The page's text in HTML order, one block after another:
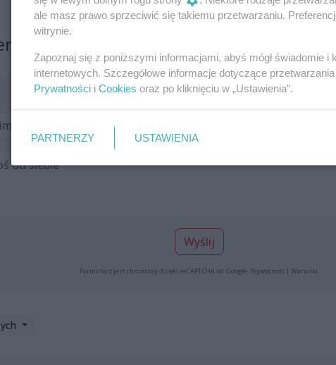
Dodaj swoją opinię
Wyślij
Formularz jest chroniony dzięki reCAPTCHA od Google: Prywatność| Warunki
ale masz prawo sprzeciwić się takiemu przetwarzaniu.
witrynie.
Zapoznaj się z poniższymi informacjami, abyś mógł świadomie
internetowych. Szczegółowe informacje dotyczące
Prywatności i Cookies oraz po kliknięciu w „Ustawienia”.
PARTNERZY USTAWIENIA